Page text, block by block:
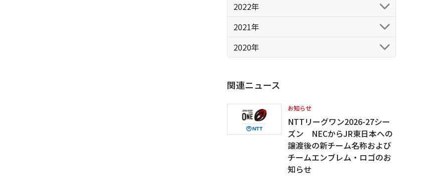
2022年
2021年
2020年
関連ニュース
お知らせ
NTTリーグワン2026-27シー
ズン NECからJR東日本への
譲渡後の新チーム名称および
チームエンブレム・ロゴのお
知らせ